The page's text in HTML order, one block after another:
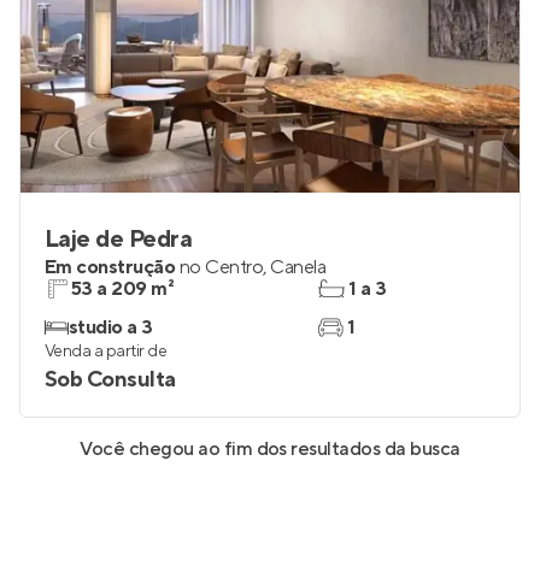
Laje de Pedra
Em construçãono Centro, Canela
53 a 209 m²
studio a 3
1 a 3
1
Venda a partir de
Sob Consulta
Você chegou ao fim dos resultados da busca